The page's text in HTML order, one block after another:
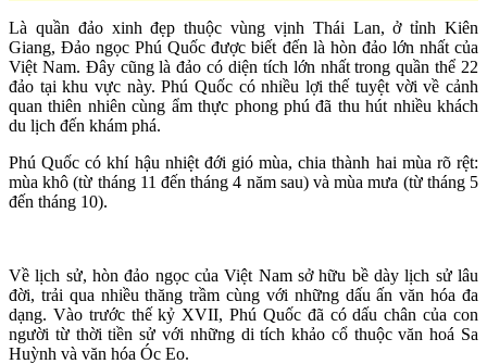
Là quần đảo xinh đẹp thuộc vùng vịnh Thái Lan, ở tỉnh Kiên
Giang, Đảo ngọc Phú Quốc được biết đến là hòn đảo lớn nhất của
Việt Nam. Đây cũng là đảo có diện tích lớn nhất trong quần thể 22
đảo tại khu vực này. Phú Quốc có nhiều lợi thế tuyệt vời về cảnh
quan thiên nhiên cùng ẩm thực phong phú đã thu hút nhiều khách
du lịch đến khám phá.
Phú Quốc có khí hậu nhiệt đới gió mùa, chia thành hai mùa rõ rệt:
mùa khô (từ tháng 11 đến tháng 4 năm sau) và mùa mưa (từ tháng 5
đến tháng 10).
Về lịch sử, hòn đảo ngọc của Việt Nam sở hữu bề dày lịch sử lâu
đời, trải qua nhiều thăng trầm cùng với những dấu ấn văn hóa đa
dạng. Vào trước thế kỷ XVII, Phú Quốc đã có dấu chân của con
người từ thời tiền sử với những di tích khảo cổ thuộc văn hoá Sa
Huỳnh và văn hóa Óc Eo.